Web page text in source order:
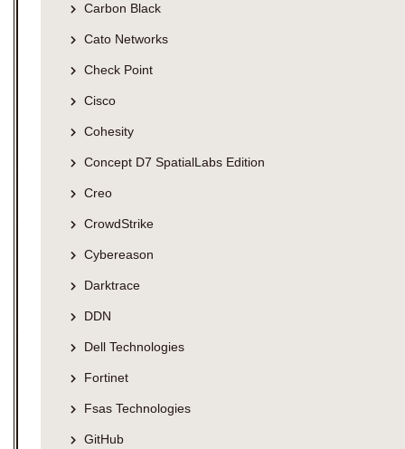
Carbon Black
Cato Networks
Check Point
Cisco
Cohesity
Concept D7 SpatialLabs Edition
Creo
CrowdStrike
Cybereason
Darktrace
DDN
Dell Technologies
Fortinet
Fsas Technologies
GitHub